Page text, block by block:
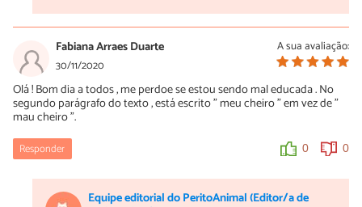
A sua avaliação:
Fabiana Arraes Duarte
30/11/2020
Olá ! Bom dia a todos , me perdoe se estou sendo mal educada . No
segundo parágrafo do texto , está escrito " meu cheiro " em vez de "
mau cheiro ".
Responder 0 0
Equipe editorial do PeritoAnimal (Editor/a de